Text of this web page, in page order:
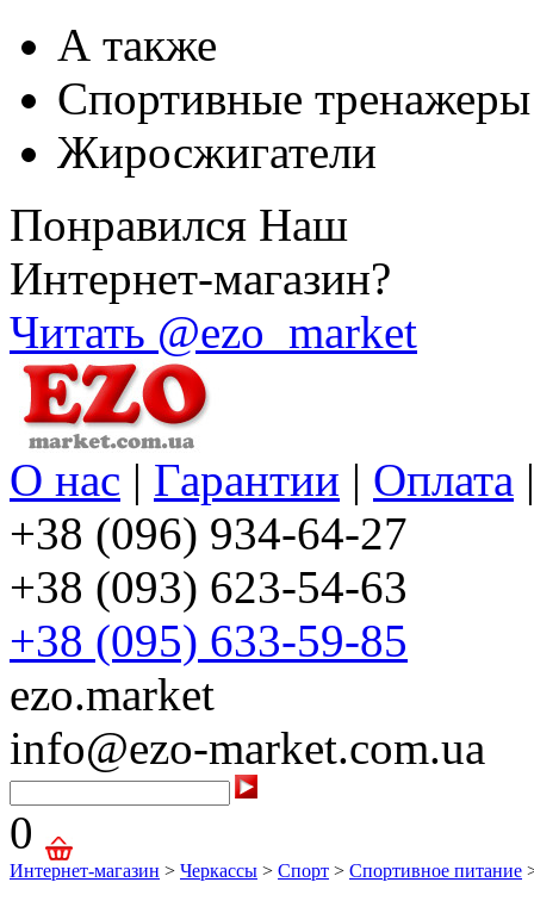
А также
Спортивные тренажеры
Жиросжигатели
Понравился Наш
Интернет-магазин?
Читать @ezo_market
О нас | Гарантии | Оплата
+38 (096) 934-64-27
+38 (093) 623-54-63
+38 (095) 633-59-85
ezo.market
info@ezo-market.com.ua
0
Интернет-магазин > Черкассы > Спорт > Спортивное питание